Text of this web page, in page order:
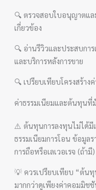
🔍 ตรวจสอบใบอนุญาตแ
เกี่ยวข้อง
🔍 อ่านรีวิวและประสบกา
และบริการหลังการขาย
🔍 เปรียบเทียบโครงสร้าง
ค่าธรรมเนียมและต้นทุนที่
⚠️ ต้นทุนการลงทุนไม่ได้มี
ธรรมเนียมการโอน ข้อมูล
การถือหรือเลเวอเรจ (ถ้ามี)
💡 ควรเปรียบเทียบ “ต้น
มากกว่าดูเพียงค่าคอมมิช